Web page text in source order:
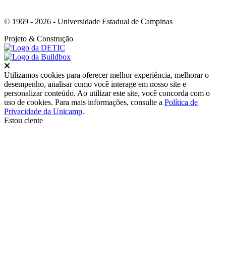
© 1969 - 2026 - Universidade Estadual de Campinas
Projeto & Construção
Utilizamos cookies para oferecer melhor experiência, melhorar o
desempenho, analisar como você interage em nosso site e
personalizar conteúdo. Ao utilizar este site, você concorda com o
uso de cookies. Para mais informações, consulte a Política de
Privacidade da Unicamp.
Estou ciente